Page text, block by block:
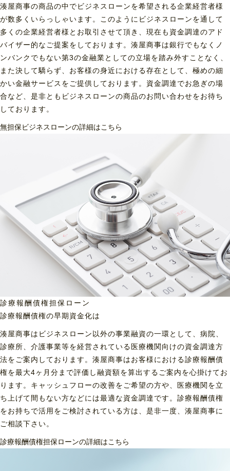
湊屋商事の商品の中でビジネスローンを希望される企業経営者様
が数多くいらっしゃいます。このようにビジネスローンを通して
多くの企業経営者様とお取引させて頂き、現在も資金調達のアド
バイザー的なご提案をしております。湊屋商事は銀行でもなくノ
ンバンクでもない第3の金融業としての立場を踏み外すことなく、
また決して驕らず、お客様の身近における存在として、極めの細
かい金融サービスをご提供しております。資金調達でお急ぎの場
合など、是非ともビジネスローンの商品のお問い合わせをお待ち
しております。
無担保ビジネスローンの詳細はこちら
診療報酬債権担保ローン
診療報酬債権の早期資金化は
湊屋商事はビジネスローン以外の事業融資の一環として、病院、
診療所、介護事業等を経営されている医療機関向けの資金調達方
法をご案内しております。湊屋商事はお客様における診療報酬債
権を最大4ヶ月分まで評価し融資額を算出するご案内を心掛けてお
ります。キャッシュフローの改善をご希望の方や、医療機関を立
ち上げて間もない方などには最適な資金調達です。診療報酬債権
をお持ちで活用をご検討されている方は、是非一度、湊屋商事に
ご相談下さい。
診療報酬債権担保ローンの詳細はこちら